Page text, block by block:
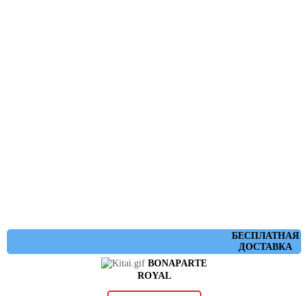
БЕСПЛАТНАЯ
ДОСТАВКА
BONAPARTE
ROYAL